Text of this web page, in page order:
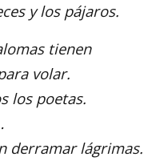
y los pájaros.
tienen
volar.
los poetas.
derramar lágrimas.